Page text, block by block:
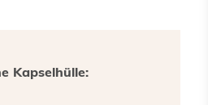
Kapselhülle: